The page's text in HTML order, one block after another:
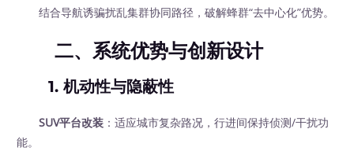
结合导航诱骗扰乱集群协同路径，破解蜂群“去中心化”优势。
二、系统优势与创新设计
1. 机动性与隐蔽性
SUV平台改装 ：适应城市复杂路况，行进间保持侦测/干扰功
能。